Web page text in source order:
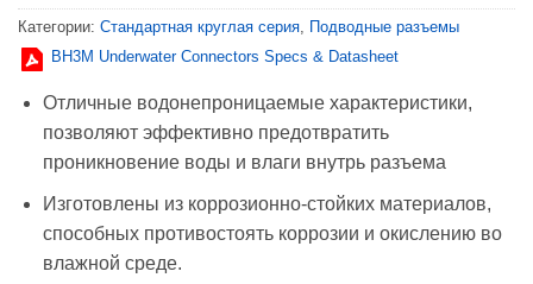
Категории: Стандартная круглая серия Подводные разъемы
BH3M Underwater Connectors Specs & Datasheet
Отличные водонепроницаемые характеристики,
позволяют эффективно предотвратить
проникновение воды и влаги внутрь разъема
Изготовлены из коррозионно-стойких материалов,
способных противостоять коррозии и окислению во
влажной среде.